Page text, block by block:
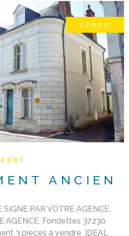
ANCIEN
PAR VOTRE AGENCE.
AGENCE. Fondettes 37230
3 pièces à vendre. IDEAL
VENDU
LE BIEN